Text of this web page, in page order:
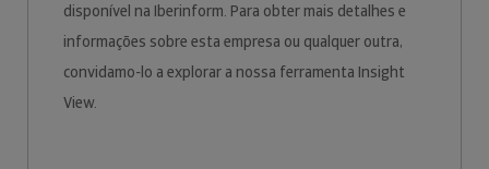
disponível na Iberinform. Para obter mais detalhes e
informações sobre esta empresa ou qualquer outra,
convidamo-lo a explorar a nossa ferramenta Insight
View.